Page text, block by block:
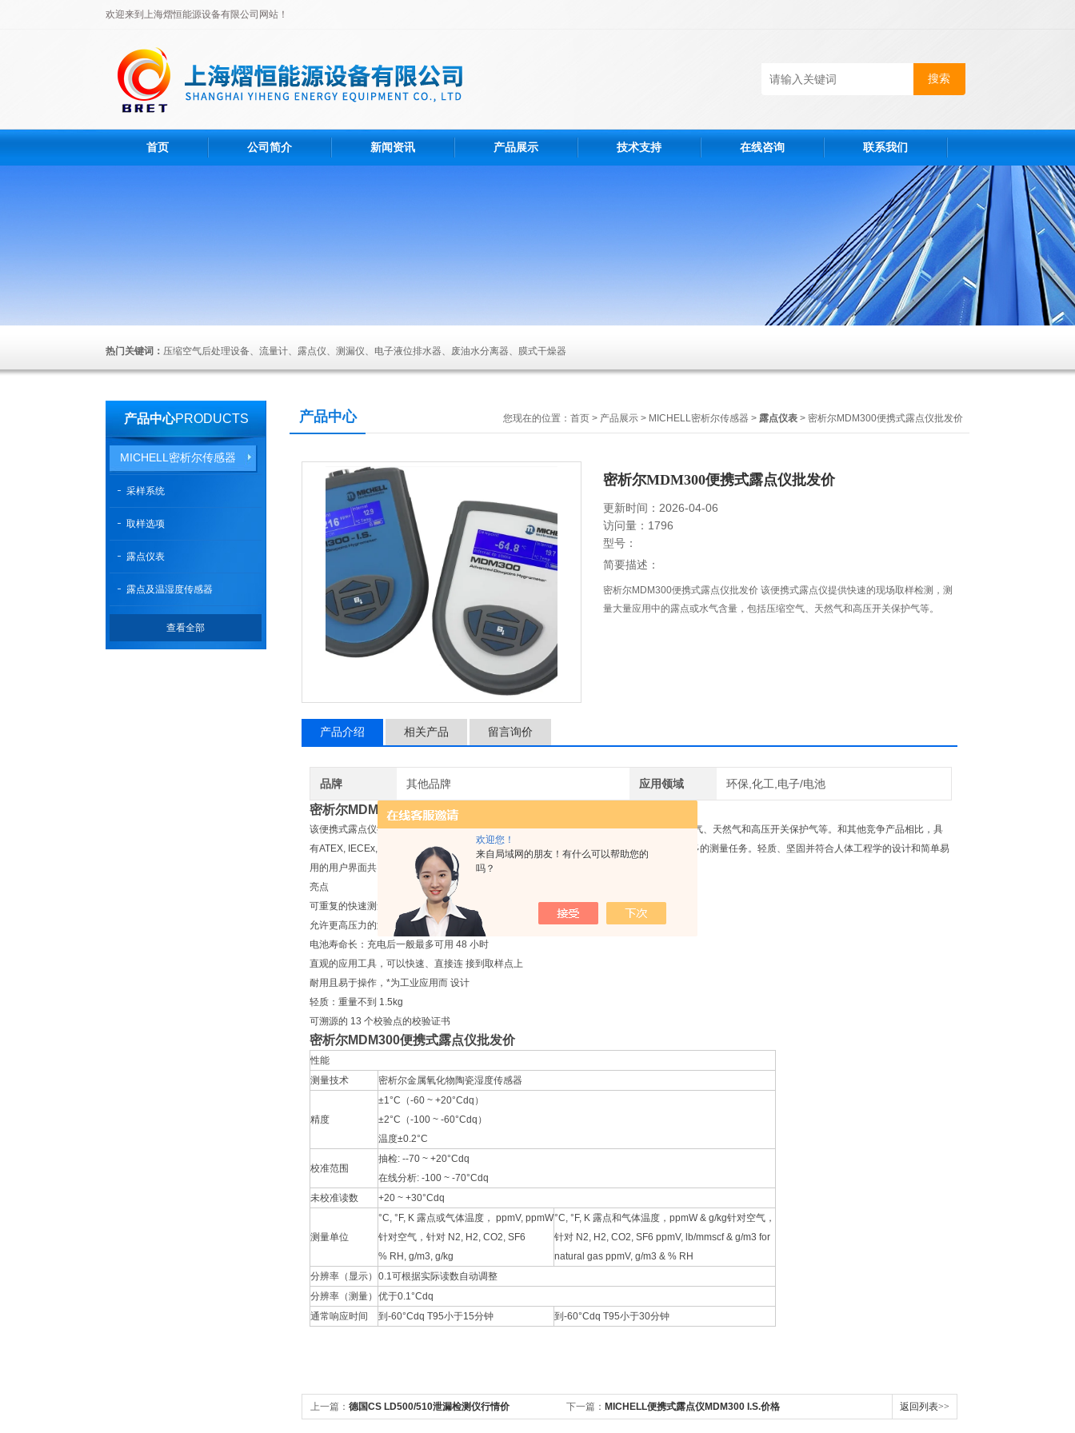
欢迎您！
来自局域网的朋友！有什么可以帮助您的
吗？
欢迎来到上海熠恒能源设备有限公司网站！
首页 公司简介 新闻资讯 产品展示 技术支持 在线咨询 联系我们
热门关键词： 压缩空气后处理设备、流量计、露点仪、测漏仪、电子液位排水器、废油水分离器、膜式干燥器
产品中心PRODUCTS
MICHELL密析尔传感器
采样系统
取样选项
露点仪表
露点及温湿度传感器
查看全部
产品中心 您现在的位置： 首页 > 产品展示 > MICHELL密析尔传感器 > 露点仪表 > 密析尔MDM300便携式露点仪批发价
密析尔MDM300便携式露点仪批发价
更新时间：2026-04-06
访问量：1796
型号：
简要描述：
密析尔MDM300便携式露点仪批发价 该便携式露点仪提供快速的现场取样检测，测
量大量应用中的露点或水气含量，包括压缩空气、天然气和高压开关保护气等。
产品介绍 相关产品 留言询价
品牌 其他品牌 应用领域 环保,化工,电子/电池
密析尔MDM300便携式露点仪批发价
该便携式露点仪提供快速的现场取样检测，测量大量应用中的露点或水气含量，包括压缩空气、天然气和高压开关保护气等。和其他竞争产品相比，具
有ATEX, IECEx, FM, CSA 和GOST等多种认证的MDM300 能够在相同的工作时间内完成更多的测量任务。轻质、坚固并符合人体工程学的设计和简单易
用的用户界面共同保证严酷工业条件下的操作舒适性和实用性。
亮点
可重复的快速测量，到-60°C露点T95小于15分钟
允许更高压力的测量，最高到350barg
电池寿命长：充电后一般最多可用 48 小时
直观的应用工具，可以快速、直接连 接到取样点上
耐用且易于操作，*为工业应用而 设计
轻质：重量不到 1.5kg
可溯源的 13 个校验点的校验证书
密析尔MDM300便携式露点仪批发价
性能
测量技术
密析尔金属氧化物陶瓷湿度传感器
精度
±1°C（-60 ~ +20°Cdq）
±2°C（-100 ~ -60°Cdq）
温度±0.2°C
校准范围
抽检: --70 ~ +20°Cdq
在线分析: -100 ~ -70°Cdq
未校准读数
+20 ~ +30°Cdq
测量单位
°C, °F, K 露点或气体温度， ppmV, ppmW
针对空气，针对 N2, H2, CO2, SF6
% RH, g/m3, g/kg
°C, °F, K 露点和气体温度，ppmW & g/kg针对空气，
针对 N2, H2, CO2, SF6 ppmV, lb/mmscf & g/m3 for
natural gas ppmV, g/m3 & % RH
分辨率（显示） 0.1可根据实际读数自动调整
分辨率（测量） 优于0.1°Cdq
通常响应时间
到-60°Cdq T95小于15分钟 到-60°Cdq T95小于30分钟
上一篇： 德国CS LD500/510泄漏检测仪行情价 下一篇： MICHELL便携式露点仪MDM300 I.S.价格 返回列表>>